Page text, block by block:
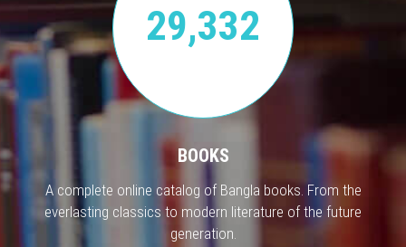
29,332
BOOKS
A complete online catalog of Bangla books. From the
everlasting classics to modern literature of the future
generation.